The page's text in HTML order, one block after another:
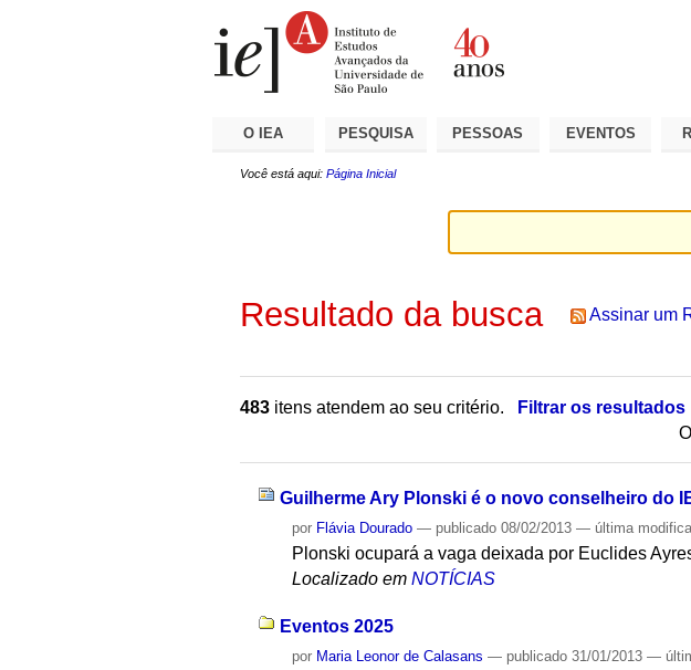
O IEA PESQUISA PESSOAS EVENTOS
Você está aqui: Página Inicial
Resultado da busca Assinar um
483 itens atendem ao seu critério.
Filtrar os resultados
Guilherme Ary Plonski é o novo conselheiro do
por Flávia Dourado — publicado 08/02/2013— última
Plonski ocupará a vaga deixada por Euclides
Localizado em NOTÍCIAS
Eventos 2025
por Maria Leonor de Calasans — publicado 31/01/2013—